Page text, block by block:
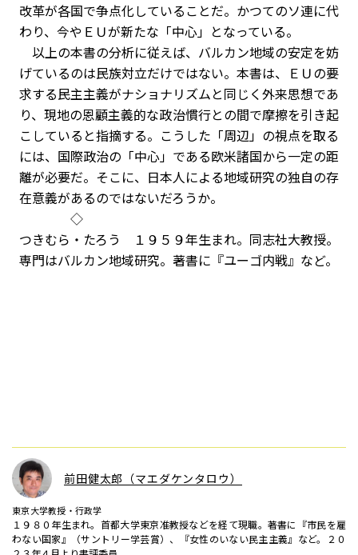
改革が各国で争点化していることだ。かつてのソ連に代
わり、今やＥＵが新たな「中心」となっている。
以上の本書の分析に従えば、バルカン地域の安定を妨
げているのは民族対立だけではない。本書は、ＥＵの要
求する民主主義がナショナリズムと同じく外来思想であ
り、現地の恩顧主義的な政治慣行との間で摩擦を引き起
こしていると指摘する。こうした「周辺」の視点を取る
には、国際政治の「中心」である欧米諸国から一定の距
離が必要だ。そこに、日本人による地域研究の独自の存
在意義があるのではないだろうか。
◇
つきむら・たろう １９５９年生まれ。同志社大教授。
専門はバルカン地域研究。著書に『ユーゴ内戦』など。
前田健太郎（マエダケンタロウ）
東京大学教授・行政学
１９８０年生まれ。首都大学東京准教授などを経て現職。著書に『市民を雇
わない国家』（サントリー学芸賞）、『女性のいない民主主義』など。２０